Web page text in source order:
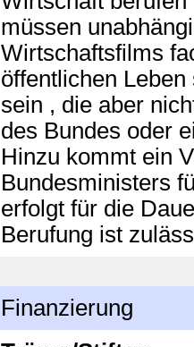
müssen
Wirtschaftsfilms
öffentlichen
sein , die aber
des Bundes oder
Hinzu kommt ein
Bundesministers
erfolgt für die
Berufung ist
Finanzierung